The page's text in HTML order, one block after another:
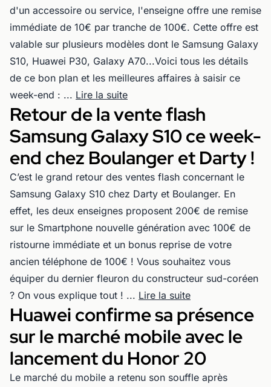
d'un accessoire ou service, l'enseigne offre une remise
immédiate de 10€ par tranche de 100€. Cette offre est
valable sur plusieurs modèles dont le Samsung Galaxy
S10, Huawei P30, Galaxy A70...Voici tous les détails
de ce bon plan et les meilleures affaires à saisir ce
week-end : ... Lire la suite
Retour de la vente flash
Samsung Galaxy S10 ce week-
end chez Boulanger et Darty !
C’est le grand retour des ventes flash concernant le
Samsung Galaxy S10 chez Darty et Boulanger. En
effet, les deux enseignes proposent 200€ de remise
sur le Smartphone nouvelle génération avec 100€ de
ristourne immédiate et un bonus reprise de votre
ancien téléphone de 100€ ! Vous souhaitez vous
équiper du dernier fleuron du constructeur sud-coréen
? On vous explique tout ! ... Lire la suite
Huawei confirme sa présence
sur le marché mobile avec le
lancement du Honor 20
Le marché du mobile a retenu son souffle après